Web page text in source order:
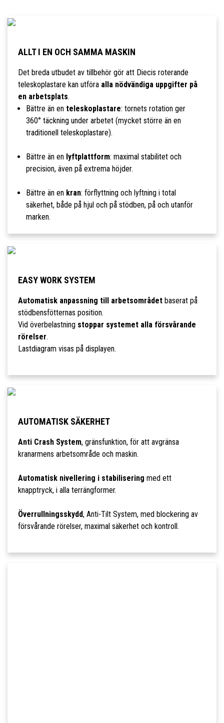
ALLT I EN OCH SAMMA MASKIN
Det breda utbudet av tillbehör gör att Diecis roterande
teleskoplastare kan utföra alla nödvändiga uppgifter på
en arbetsplats.
Bättre än en teleskoplastare: tornets rotation ger
360° täckning under arbetet (mycket större än en
traditionell teleskoplastare).
Bättre än en lyftplattform: maximal stabilitet och
precision, även på extrema höjder.
Bättre än en kran: förflyttning och lyftning i total
säkerhet, både på hjul och på stödben, på och utanför
marken.
EASY WORK SYSTEM
Automatisk anpassning till arbetsområdetbaserat på
stödbensfötternas position.
Vid överbelastning stoppar systemet alla försvårande
rörelser.
Lastdiagram visas på displayen.
AUTOMATISK SÄKERHET
Anti Crash System, gränsfunktion, för att avgränsa
kranarmens arbetsområde och maskin.
Automatisk nivellering i stabilisering med ett
knapptryck, i alla terrängformer.
Överrullningsskydd, Anti-Tilt System, med blockering av
försvårande rörelser, maximal säkerhet och kontroll.